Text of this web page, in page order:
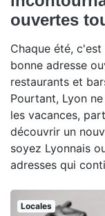
ouvertes
Chaque été,
bonne adresse
restaurants et
Pourtant, Lyon
les vacances,
découvrir un
soyez Lyonnais
adresses qui
Locales